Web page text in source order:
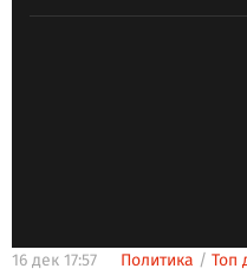
16 дек 17:57 Политика / Топ